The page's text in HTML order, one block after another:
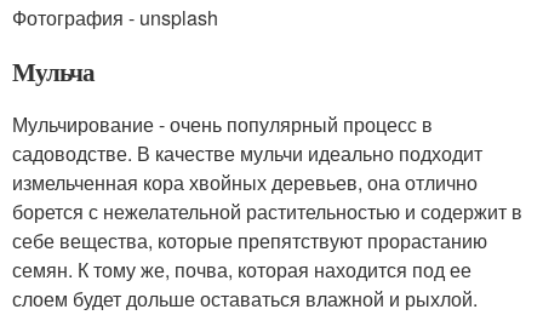
Фотография - unsplash
Мульча
Мульчирование - очень популярный процесс в
садоводстве. В качестве мульчи идеально подходит
измельченная кора хвойных деревьев, она отлично
борется с нежелательной растительностью и содержит в
себе вещества, которые препятствуют прорастанию
семян. К тому же, почва, которая находится под ее
слоем будет дольше оставаться влажной и рыхлой.